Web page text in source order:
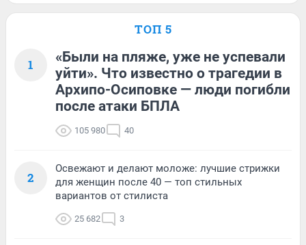
ТОП 5
1
«Были на пляже, уже не успевали
уйти». Что известно о трагедии в
Архипо-Осиповке — люди погибли
после атаки БПЛА
105 980 40
2
Освежают и делают моложе: лучшие стрижки
для женщин после 40 — топ стильных
вариантов от стилиста
25 682 3